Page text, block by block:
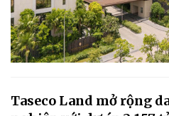
Taseco Land mở rộng